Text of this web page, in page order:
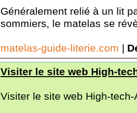
Généralement relié à un lit
sommiers, le matelas se
matelas-guide-literie.com |
Visiter le site web High-
Visiter le site web High-tech-